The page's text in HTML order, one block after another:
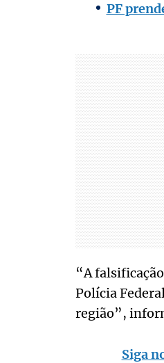
PF
“A
Polícia
região”,
Siga